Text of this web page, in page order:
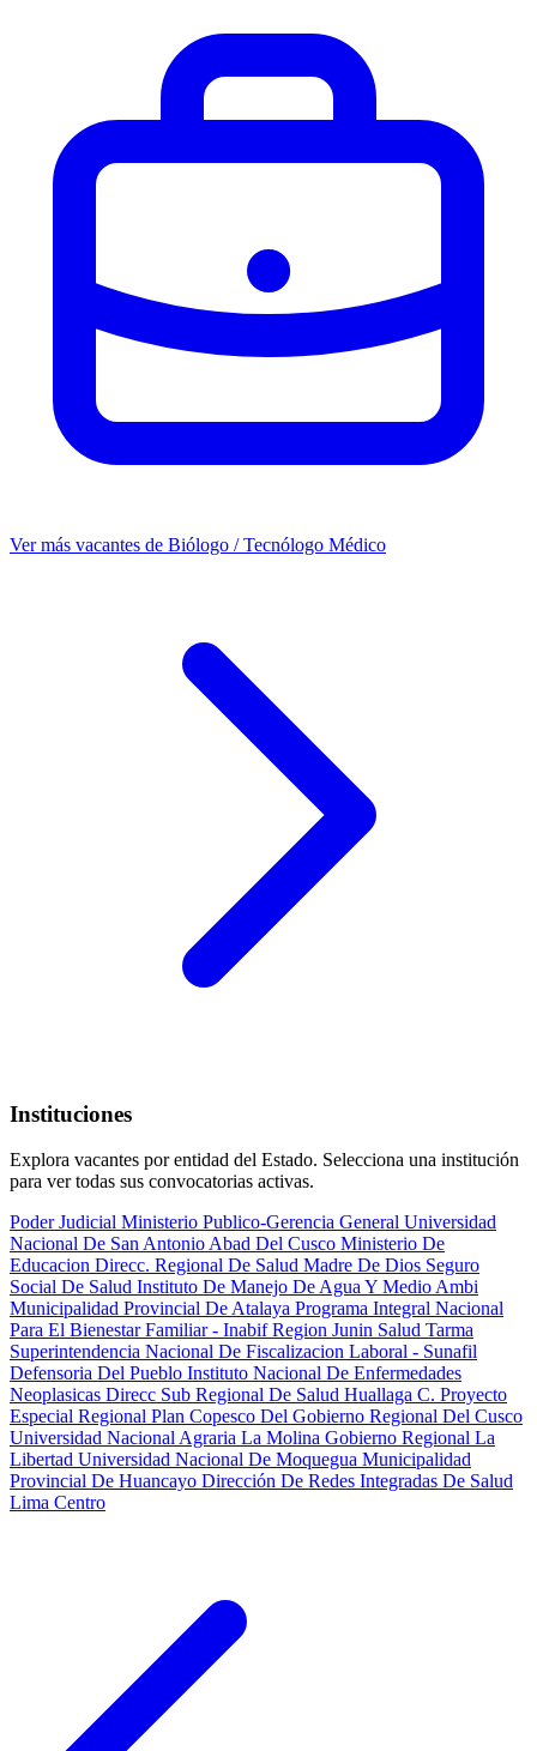
Ver más vacantes de Biólogo / Tecnólogo Médico
Instituciones
Explora vacantes por entidad del Estado. Selecciona una institución
para ver todas sus convocatorias activas.
Poder Judicial Ministerio Publico-Gerencia General Universidad
Nacional De San Antonio Abad Del Cusco Ministerio De
Educacion Direcc. Regional De Salud Madre De Dios Seguro
Social De Salud Instituto De Manejo De Agua Y Medio Ambi
Municipalidad Provincial De Atalaya Programa Integral Nacional
Para El Bienestar Familiar - InabifRegion Junin Salud Tarma
Superintendencia Nacional De Fiscalizacion Laboral - Sunafil
Defensoria Del Pueblo Instituto Nacional De Enfermedades
Neoplasicas Direcc Sub Regional De Salud Huallaga C. Proyecto
Especial Regional Plan Copesco Del Gobierno Regional Del Cusco
Universidad Nacional Agraria La Molina Gobierno Regional La
Libertad Universidad Nacional De Moquegua Municipalidad
Provincial De Huancayo Dirección De Redes Integradas De Salud
Lima Centro